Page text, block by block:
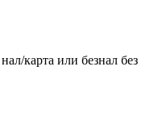
карта или безнал без